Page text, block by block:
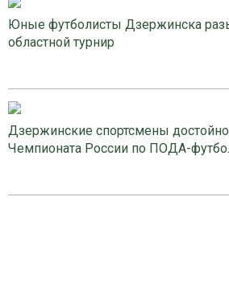
Юные футболисты Дзержинска
областной турнир
Дзержинские спортсмены
Чемпионата России по ПОДА-